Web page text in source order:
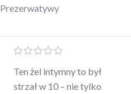
Prezerwatywy
Ten żel intymny to był
strzał w 10 – nie tylko